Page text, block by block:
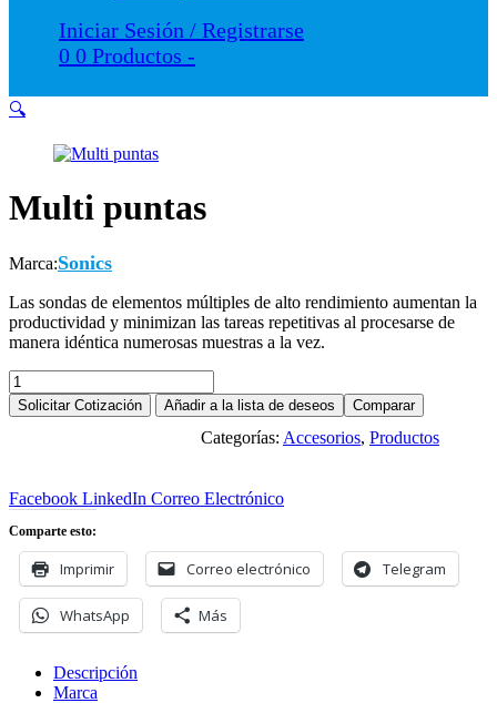
Iniciar Sesión / Registrarse
0 0 Productos -
🔍
Multi puntas
Marca:Sonics
Las sondas de elementos múltiples de alto rendimiento aumentan la
productividad y minimizan las tareas repetitivas al procesarse de
manera idéntica numerosas muestras a la vez.
Multi
puntas
cantidad
Solicitar Cotización Añadir a la lista de deseos Comparar
Categorías: Accesorios, Productos
Facebook LinkedIn Correo Electrónico
Comparte esto:
Imprimir Correo electrónico Telegram
WhatsApp Más
Descripción
Marca